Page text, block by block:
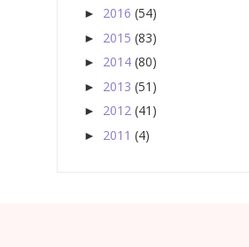
► 2016 (54)
► 2015 (83)
► 2014 (80)
► 2013 (51)
► 2012 (41)
► 2011 (4)